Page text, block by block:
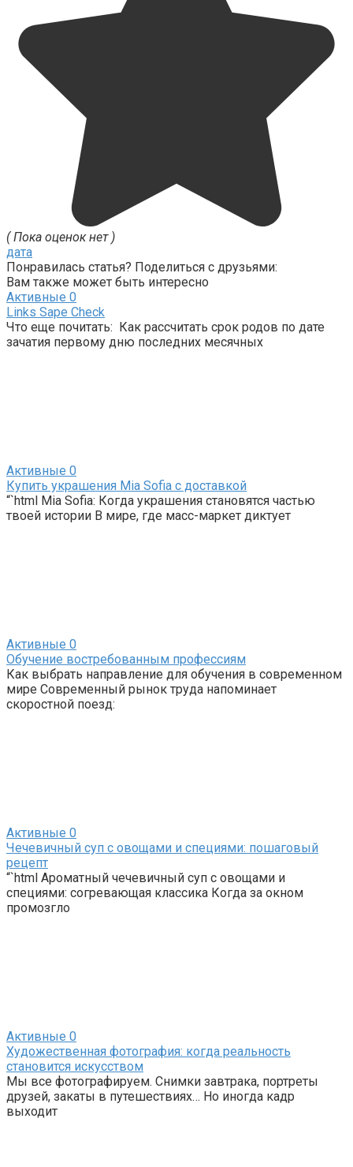
( Пока оценок нет )
дата
Понравилась статья? Поделиться с друзьями:
Вам также может быть интересно
Активные 0
Links Sape Check
Что еще почитать: Как рассчитать срок родов по дате
зачатия первому дню последних месячных
Активные 0
Купить украшения Mia Sofia с доставкой
“`html Mia Sofia: Когда украшения становятся частью
твоей истории В мире, где масс-маркет диктует
Активные 0
Обучение востребованным профессиям
Как выбрать направление для обучения в современном
мире Современный рынок труда напоминает
скоростной поезд:
Активные 0
Чечевичный суп с овощами и специями: пошаговый
рецепт
“`html Ароматный чечевичный суп с овощами и
специями: согревающая классика Когда за окном
промозгло
Активные 0
Художественная фотография: когда реальность
становится искусством
Мы все фотографируем. Снимки завтрака, портреты
друзей, закаты в путешествиях… Но иногда кадр
выходит